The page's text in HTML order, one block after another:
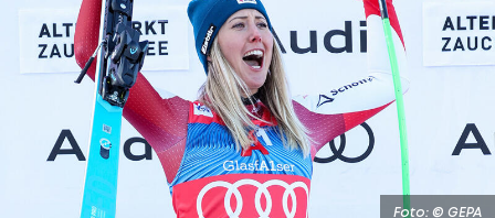
Foto: © GEPA